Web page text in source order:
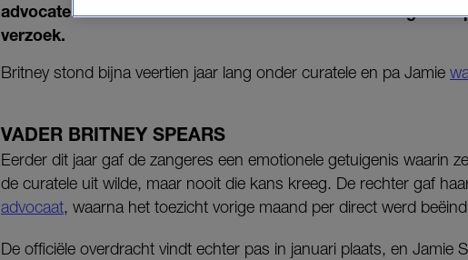
advocatenkosten te betalen. De advocaat van de zangeres
verzoek.
Britney stond bijna veertien jaar lang onder curatele en pa Jamie
VADER BRITNEY SPEARS
Eerder dit jaar gaf de zangeres een emotionele getuigenis waarin
de curatele uit wilde, maar nooit die kans kreeg. De rechter gaf
advocaat, waarna het toezicht vorige maand per direct werd
De officiële overdracht vindt echter pas in januari plaats, en Jamie